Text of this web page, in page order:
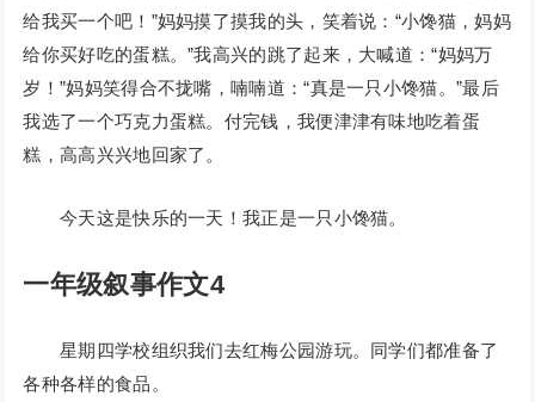
给我买一个吧！”妈妈摸了摸我的头，笑着说：“小馋猫，妈妈
给你买好吃的蛋糕。”我高兴的跳了起来，大喊道：“妈妈万
岁！”妈妈笑得合不拢嘴，喃喃道：“真是一只小馋猫。”最后
我选了一个巧克力蛋糕。付完钱，我便津津有味地吃着蛋
糕，高高兴兴地回家了。
今天这是快乐的一天！我正是一只小馋猫。
一年级叙事作文4
星期四学校组织我们去红梅公园游玩。同学们都准备了
各种各样的食品。